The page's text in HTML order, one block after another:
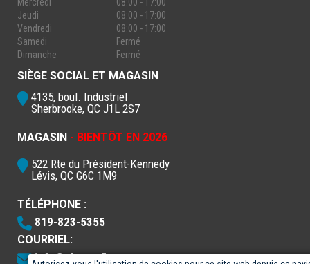
Jeudi
08:00 - 17:00
Vendredi
08:00 - 17:00
Samedi
Fermé
Dimanche
Fermé
SIÈGE SOCIAL ET MAGASIN
4135, boul. Industriel
Sherbrooke, QC J1L 2S7
MAGASIN - BIENTÔT EN 2026
522 Rte du Président-Kennedy
Lévis, QC G6C 1M9
TÉLÉPHONE :
819-823-5355
COURRIEL:
info@electro5.com